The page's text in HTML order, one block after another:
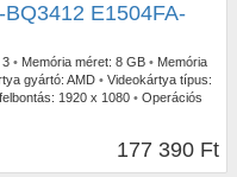
E1504FA-
3 • Memória méret: 8 GB • Memória
gyártó: AMD • Videokártya típus:
1920 x 1080 • Operációs
177 390 Ft